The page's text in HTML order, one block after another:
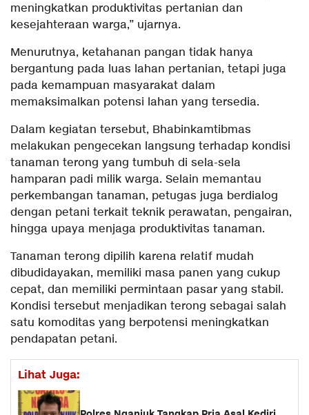
meningkatkan produktivitas pertanian dan
kesejahteraan warga,” ujarnya.
Menurutnya, ketahanan pangan tidak hanya
bergantung pada luas lahan pertanian, tetapi juga
pada kemampuan masyarakat dalam
memaksimalkan potensi lahan yang tersedia.
Dalam kegiatan tersebut, Bhabinkamtibmas
melakukan pengecekan langsung terhadap kondisi
tanaman terong yang tumbuh di sela-sela
hamparan padi milik warga. Selain memantau
perkembangan tanaman, petugas juga berdialog
dengan petani terkait teknik perawatan, pengairan,
hingga upaya menjaga produktivitas tanaman.
Tanaman terong dipilih karena relatif mudah
dibudidayakan, memiliki masa panen yang cukup
cepat, dan memiliki permintaan pasar yang stabil.
Kondisi tersebut menjadikan terong sebagai salah
satu komoditas yang berpotensi meningkatkan
pendapatan petani.
Lihat Juga: